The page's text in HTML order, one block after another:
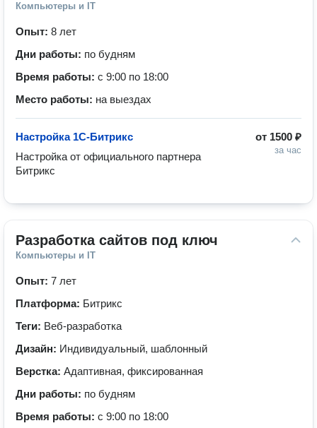
Компьютеры и IT
Опыт: 8 лет
Дни работы: по будням
Время работы: с 9:00 по 18:00
Место работы: на выездах
от 1500 ₽
за час
Настройка 1С-Битрикс
Настройка от официального партнера
Битрикс
Разработка сайтов под ключ
Компьютеры и IT
Опыт: 7 лет
Платформа: Битрикс
Теги: Веб-разработка
Дизайн: Индивидуальный, шаблонный
Верстка: Адаптивная, фиксированная
Дни работы: по будням
Время работы: с 9:00 по 18:00